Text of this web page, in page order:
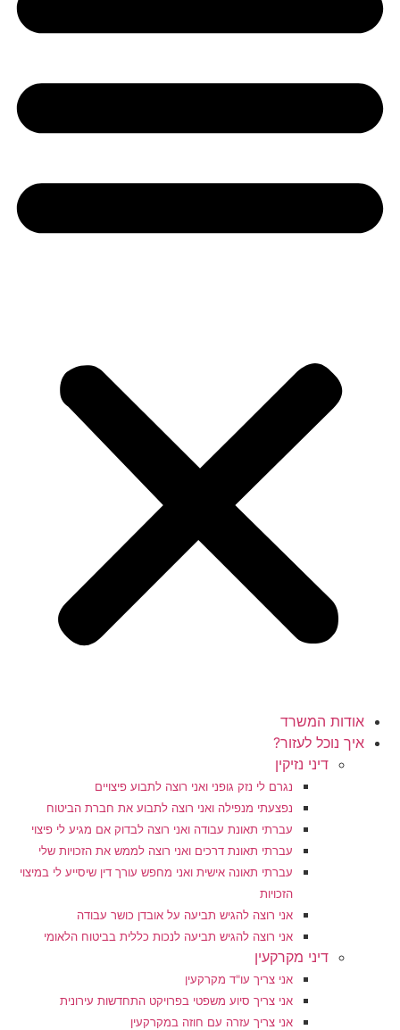
אודות המשרד
איך נוכל לעזור?
דיני נזיקין
נגרם לי נזק גופני ואני רוצה לתבוע פיצויים
נפצעתי מנפילה ואני רוצה לתבוע את חברת הביטוח
עברתי תאונת עבודה ואני רוצה לבדוק אם מגיע לי פיצוי
עברתי תאונת דרכים ואני רוצה לממש את הזכויות שלי
עברתי תאונה אישית ואני מחפש עורך דין שיסייע לי במיצוי
הזכויות
אני רוצה להגיש תביעה על אובדן כושר עבודה
אני רוצה להגיש תביעה לנכות כללית בביטוח הלאומי
דיני מקרקעין
אני צריך עו"ד מקרקעין
אני צריך סיוע משפטי בפרויקט התחדשות עירונית
אני צריך עזרה עם חוזה במקרקעין